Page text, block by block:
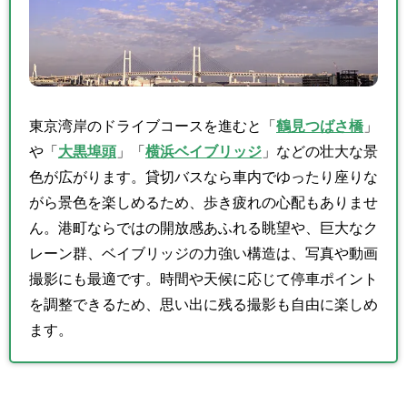
東京湾岸のドライブコースを進むと「 鶴見つばさ橋」
や「 大黒埠頭 」「 横浜ベイブリッジ 」などの壮大な景
色が広がります。貸切バスなら車内でゆったり座りな
がら景色を楽しめるため、歩き疲れの心配もありませ
ん。港町ならではの開放感あふれる眺望や、巨大なク
レーン群、ベイブリッジの力強い構造は、写真や動画
撮影にも最適です。時間や天候に応じて停車ポイント
を調整できるため、思い出に残る撮影も自由に楽しめ
ます。